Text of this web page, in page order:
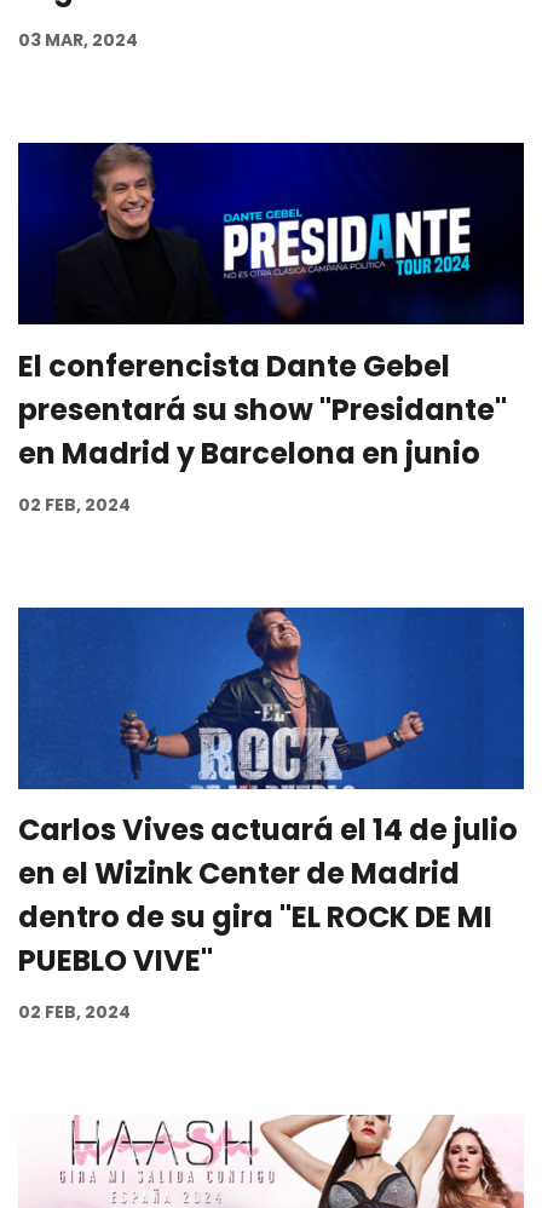
03 MAR, 2024
El conferencista Dante Gebel
presentará su show "Presidante"
en Madrid y Barcelona en junio
02 FEB, 2024
Carlos Vives actuará el 14 de julio
en el Wizink Center de Madrid
dentro de su gira "EL ROCK DE MI
PUEBLO VIVE"
02 FEB, 2024